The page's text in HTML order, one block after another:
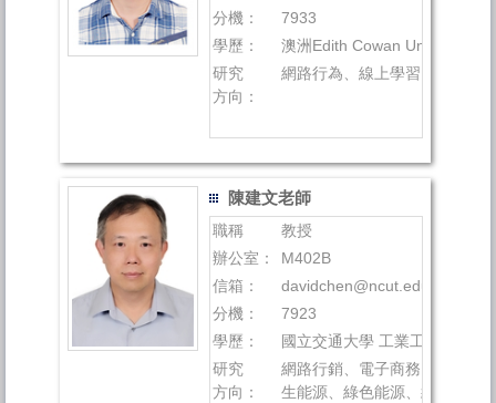
分機：
7933
學歷：
澳洲Edith Cowan University
研究
方向：
網路行為、線上學習、電子商
陳建文老師
職稱
教授
辦公室：
M402B
信箱：
davidchen@ncut.edu.tw
分機：
7923
學歷：
國立交通大學 工業工程與管理
研究
方向：
網路行銷、電子商務、商業模
生能源、綠色能源、統計資料